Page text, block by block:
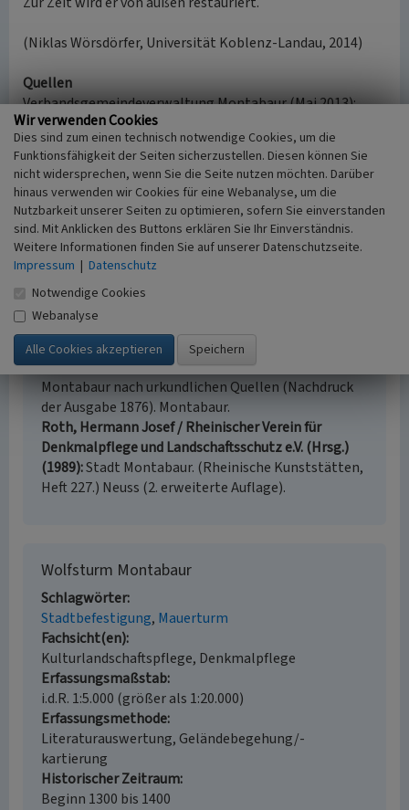
(Niklas Wörsdörfer, Universität Koblenz-Landau, 2014)
Quellen
Verbandsgemeindeverwaltung Montabaur (Mai 2013):
Montabaur von Punkt zu Punkt
Internet
www.montabaur.de: Montabaur entdecken und erleben
(abgerufen: 19.11.2014)
Literatur
Hollmann, Michael; Roth, Hermann Josef; Schwenk,
Bernd (2000)
Teil: Humbach-Montabaur. Montabaur.
Meister, Karl Andreas Ambrosius / Löwenguth,
Franz-Josef (1977) Geschichte der Stadt und Burg
Montabaur nach urkundlichen Quellen (Nachdruck
der Ausgabe 1876). Montabaur.
Roth, Hermann Josef / Rheinischer Verein für
Denkmalpflege und Landschaftsschutz e.V. (Hrsg.)
(1989) Stadt Montabaur. (Rheinische Kunststätten,
Heft 227.) Neuss (2. erweiterte Auflage).
Wolfsturm Montabaur
Schlagwörter
Stadtbefestigung Mauerturm
Fachsicht(en)
Kulturlandschaftspflege, Denkmalpflege
Erfassungsmaßstab
i.d.R. 1:5.000 (größer als 1:20.000)
Erfassungsmethode
Literaturauswertung, Geländebegehung/-
kartierung
Historischer Zeitraum
Beginn 1300 bis 1400
Wir verwenden Cookies
Dies sind zum einen technisch notwendige Cookies, um die
Funktionsfähigkeit der Seiten sicherzustellen. Diesen können Sie
nicht widersprechen, wenn Sie die Seite nutzen möchten. Darüber
hinaus verwenden wir Cookies für eine Webanalyse, um die
Nutzbarkeit unserer Seiten zu optimieren, sofern Sie einverstanden
sind. Mit Anklicken des Buttons erklären Sie Ihr Einverständnis.
Weitere Informationen finden Sie auf unserer Datenschutzseite.
Impressum | Datenschutz
Notwendige Cookies
Webanalyse